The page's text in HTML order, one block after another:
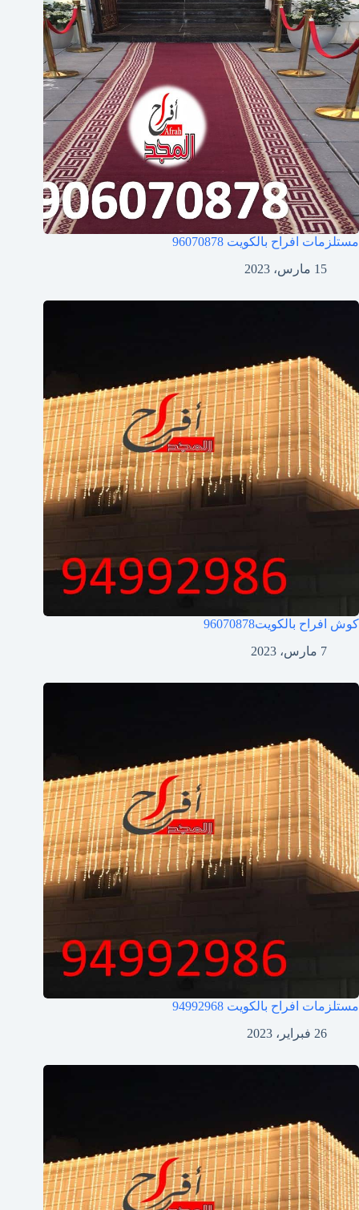
مستلزمات افراح بالكويت 96070878
15 مارس، 2023
كوش افراح بالكويت96070878
7 مارس، 2023
مستلزمات افراح بالكويت 94992968
26 فبراير، 2023